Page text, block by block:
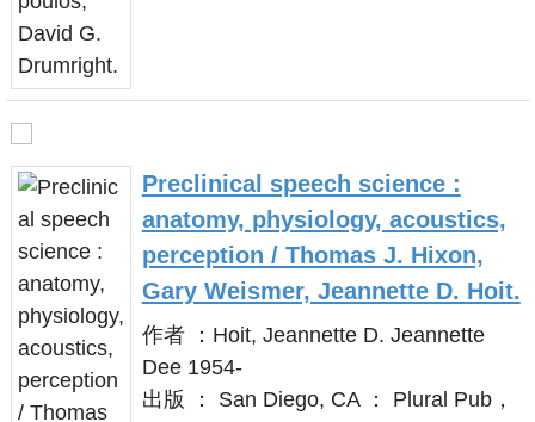
Preclinical speech science :
anatomy, physiology, acoustics,
perception / Thomas J. Hixon,
Gary Weismer, Jeannette D. Hoit.
作者 ：Hoit, Jeannette D. Jeannette
Dee 1954-
出版 ： San Diego, CA ： Plural Pub，